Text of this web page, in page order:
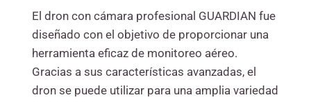
El dron con cámara profesional GUARDIAN fue
diseñado con el objetivo de proporcionar una
herramienta eficaz de monitoreo aéreo.
Gracias a sus características avanzadas, el
dron se puede utilizar para una amplia variedad